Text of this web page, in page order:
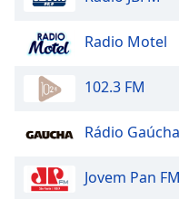
Area
Color
Radio Motel
102.3 FM
Rádio Gaúcha
Jovem Pan FM